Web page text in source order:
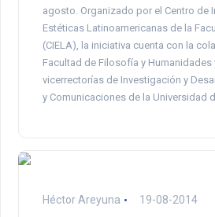
agosto. Organizado por el Centro de
Estéticas Latinoamericanas de la
(CIELA), la iniciativa cuenta con la
Facultad de Filosofía y
vicerrectorías de Investigación y
y Comunicaciones de la Universidad
Héctor Areyuna 19-08-2014